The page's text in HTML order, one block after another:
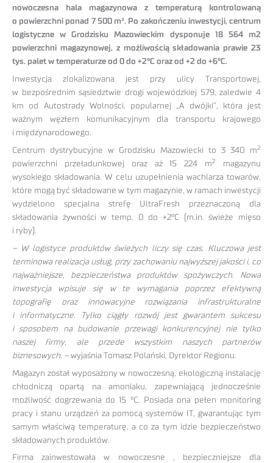
nowoczesna hala magazynowa z temperaturą kontrolowaną
o powierzchni ponad 7 500 m². Po zakończeniu inwestycji, centrum
logistyczne w Grodzisku Mazowieckim dysponuje 18 564 m2
powierzchni magazynowej, z możliwością składowania prawie 23
tys. palet w temperaturze od 0 do +2°C oraz od +2 do +6°C.
Inwestycja zlokalizowana jest przy ulicy Transportowej,
w bezpośrednim sąsiedztwie drogi wojewódzkiej 579, zaledwie 4
km od Autostrady Wolności, popularnej „A dwójki”, która jest
ważnym węzłem komunikacyjnym dla transportu krajowego
i międzynarodowego.
Centrum dystrybucyjne w Grodzisku Mazowiecki to 3 340 m2
powierzchni przeładunkowej oraz aż 15 224 m2
magazynu
wysokiego składowania. W celu uzupełnienia wachlarza towarów,
które mogą być składowane w tym magazynie, w ramach inwestycji
wydzielono specjalna strefę UltraFresh przeznaczoną dla
składowania żywności w temp. 0 do +2°C (m.in. świeże mięso
i ryby).
– W logistyce produktów świeżych liczy się czas. Kluczowa jest
terminowa realizacja usług, przy zachowaniu najwyższej jakości i, co
najważniejsze, bezpieczeństwa produktów spożywczych. Nowa
inwestycja wpisuje się w te wymagania poprzez efektywną
topografię oraz innowacyjne rozwiązania infrastrukturalne
i informatyczne. Tylko ciągły rozwój jest gwarantem sukcesu
i sposobem na budowanie przewagi konkurencyjnej nie tylko
naszej firmy, ale przede wszystkim naszych partnerów
biznesowych. – wyjaśnia Tomasz Polański, Dyrektor Regionu.
Magazyn został wyposażony w nowoczesną, ekologiczną instalację
chłodniczą opartą na amoniaku, zapewniającą jednocześnie
możliwość dogrzewania do 15 °C. Posiada ona pełen monitoring
pracy i stanu urządzeń za pomocą systemów IT, gwarantując tym
samym właściwą temperaturę, a co za tym idzie bezpieczeństwo
składowanych produktów.
Firma zainwestowała w nowoczesne , bezpieczniejsze dla